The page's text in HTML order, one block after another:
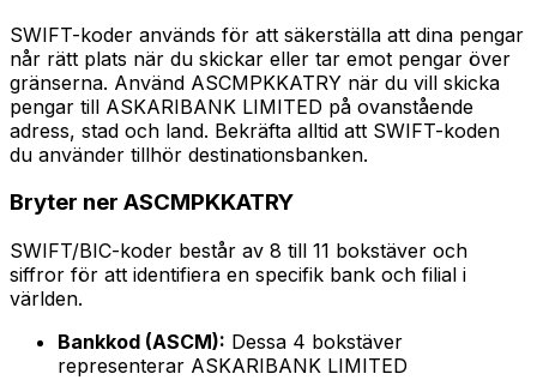
SWIFT-koder används för att säkerställa att dina pengar
når rätt plats när du skickar eller tar emot pengar över
gränserna. Använd ASCMPKKATRY när du vill skicka
pengar till ASKARIBANK LIMITED på ovanstående
adress, stad och land. Bekräfta alltid att SWIFT-koden
du använder tillhör destinationsbanken.
Bryter ner ASCMPKKATRY
SWIFT/BIC-koder består av 8 till 11 bokstäver och
siffror för att identifiera en specifik bank och filial i
världen.
Bankkod (ASCM): Dessa 4 bokstäver
representerar ASKARIBANK LIMITED